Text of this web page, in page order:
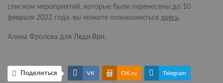
списком мероприятий, которые были перенесены до 10
февраля 2022 года, вы можете познакомиться здесь.
Алина Фролова для Леди.Врн.
Поделиться VK OK.ru Telegram